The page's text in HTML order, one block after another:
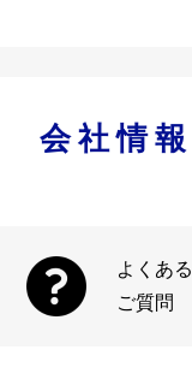
会社情報
よくある
ご質問